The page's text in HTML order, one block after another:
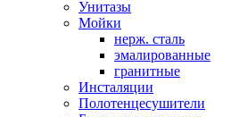
Унитазы
Мойки
нерж. сталь
эмалированные
гранитные
Инсталяции
Полотенцесушители